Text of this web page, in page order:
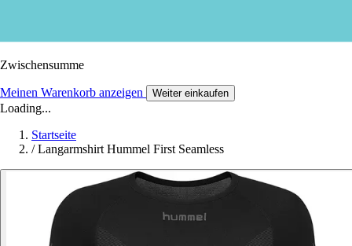
Zwischensumme
Meinen Warenkorb anzeigen Weiter einkaufen
Loading...
Startseite
/ Langarmshirt Hummel First Seamless